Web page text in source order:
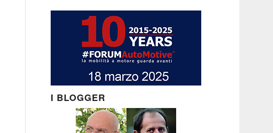
I BLOGGER